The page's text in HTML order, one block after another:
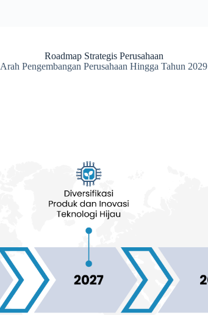
Roadmap Strategis Perusahaan
Arah Pengembangan Perusahaan Hingga Tahun 2029